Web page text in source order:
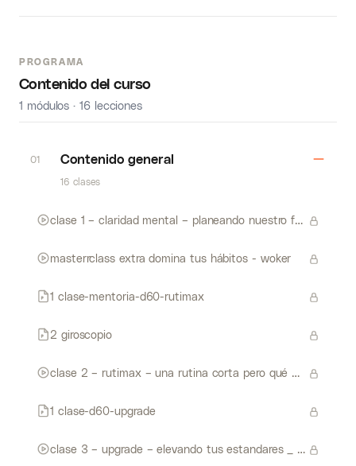
PROGRAMA
Contenido del curso
1 módulos · 16 lecciones
01 Contenido general
16 clases
clase 1 – claridad mental – planeando nuestro futuro - woker
masterrclass extra domina tus hábitos - woker
1 clase-mentoria-d60-rutimax
2 giroscopio
clase 2 – rutimax – una rutina corta pero qué maximiza resultados - woker
1 clase-d60-upgrade
clase 3 – upgrade – elevando tus estandares _ reto de consistencia - woker